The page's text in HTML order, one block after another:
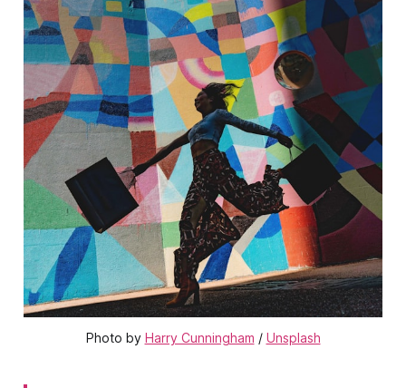
Photo by Harry Cunningham / Unsplash